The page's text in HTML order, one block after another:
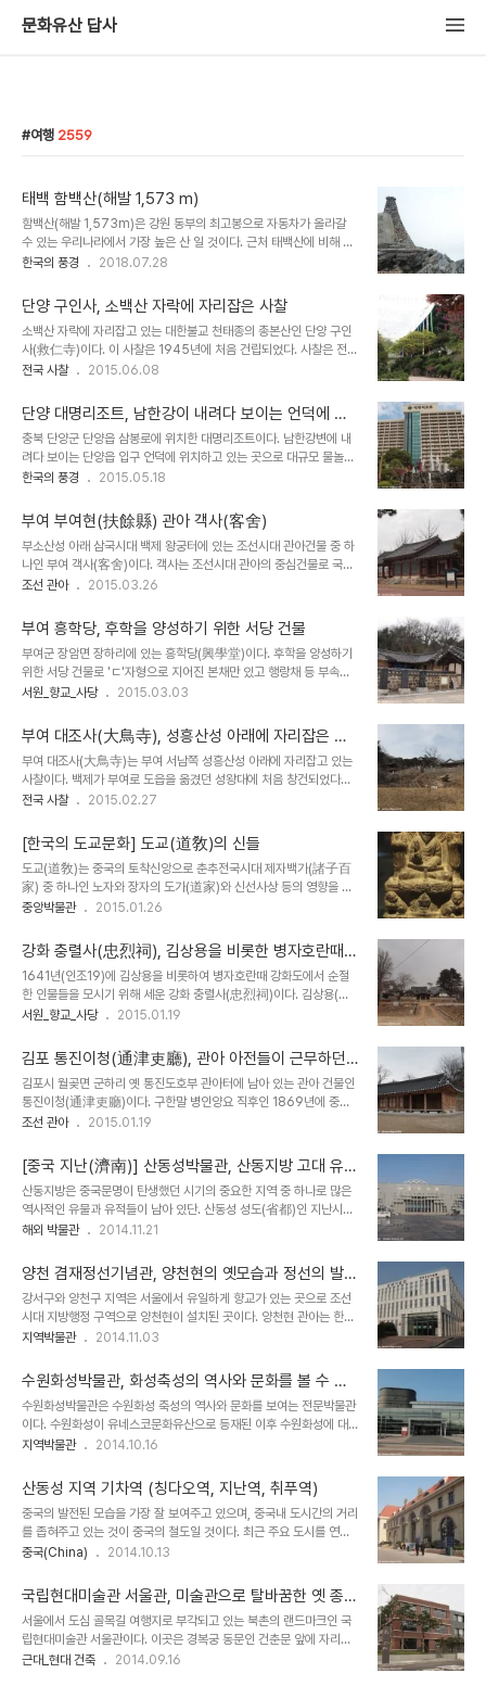
문화유산 답사
여행 2559
태백 함백산(해발 1,573 m)
함백산(해발 1,573m)은 강원 동부의 최고봉으로 자동차가 올라갈
수 있는 우리나라에서 가장 높은 산 일 것이다. 근처 태백산에 비해 찾
는 사람이 적어 한적하게 등산을 즐길 수 있다. 남쪽으로는 해발
있다. 두문동재에서 정상으로 가는 길은 등산로가 뚜렷하고 내내 조망
이 시원해 눈이 즐겁다. 함백산은 등반하기는 쉬워도 강원도에서 설악
산 다음 으로 높으며, 전국적으로도 아마 열손가락안에 드는 높은 산이
다. 함백산 아래에는 부처의 사리를 모신 전국 5대 적멸보궁 중 한곳
인 정암사가 자리잡고 있다. 함백산 정상부에 세워진 표지석 함백산을
가 넘는 자동차가 다닐 수 있는 가..
한국의 풍경 2018.07.28
단양 구인사, 소백산 자락에 자리잡은 사찰
소백산 자락에 자리잡고 있는 대한불교 천태종의 총본산인 단양 구인
사(救仁寺)이다. 이 사찰은 1945년에 처음 건립되었다. 사찰은 전통
사찰과는 달리 5층 높이이 대법당을 중심으로 콘크리이트로 지은 거
곳에서 시작된 대한불교 천태종은 고려시대 대각국사 의천을 종조(宗
祖)로 삼고, ‘법화경’을 근본경전으로 삼는다고 하고 있다. 고려시대
천태종을 계승하고 있다고 하나, 전통불교인 조계종이나 태고종과는
달리 신흥종교 중 하나로 불 수 있다. 전국에 200여개소의 사찰이 있
으며, 신도수로 170여만명에 이른다고 한다. 대한천태종의 총본산인
으로 많은 신도들을 수용할 수 있는 큰..
전국 사찰 2015.06.08
단양 대명리조트, 남한강이 내려다 보이는 언덕에 위
치한 대형 숙박시설
충북 단양군 단양읍 삼봉로에 위치한 대명리조트이다. 남한강변에 내
려다 보이는 단양읍 입구 언덕에 위치하고 있는 곳으로 대규모 물놀이
시설과 큰 규모의 숙박시설을 갖추고 있는 곳이다. 건물과 시설들은 최
지 않은 곳에 단양팔경을 대표하는 도담상봉을 비롯하여 단양 고수동
굴이 가까이 있으며, 오염되지 않은 남한강변이 가까이 있다. 또한 최
근에 각광받은 레포츠인 패러글라이딩을 즐기는 사람들이 많이 찾는
곳이다. 남한강이 내려다 보이는 언덕에 위치한 단양 대명리조트 전경.
많은 객실을 두고 있는 대형 리조트이다. 옆쪽에 있는 객실 건물 대명
내부 객실에서 내려다 본 남한강. 이곳 주..
한국의 풍경 2015.05.18
부여 부여현(扶餘縣) 관아 객사(客舍)
부소산성 아래 삼국시대 백제 왕궁터에 있는 조선시대 관아건물 중 하
나인 부여 객사(客舍)이다. 객사는 조선시대 관아의 중심건물로 국왕
을 상징하는 궐패(闕牌)를 모시고 예를 올리는 건물이자 공식적으로
은 궐패를 모시는 정당(正堂)을 가운데에, 양쪽에 좌.우익랑을 두고
있다. 정청은 앞면 3칸에 맞배지붕을 하고 있으며 좌.우익랑은 앞면3
칸에 팔작지붕을 하고 있다. 부여 객사는 구한말인 1869년에 지은 건
물로 일제강점기를 거치면서 부여박물관 전시실 등으로 사용하기도
하였다. 부여객사가 있는 부여군 부여읍 관북리 일대는 삼국시대 백제
옛 부여박물관이 있었으며, 관아 건물로는 객사..
조선 관아 2015.03.26
부여 흥학당, 후학을 양성하기 위한 서당 건물
부여군 장암면 장하리에 있는 흥학당(興學堂)이다. 후학을 양성하기
위한 서당 건물로 'ㄷ'자형으로 지어진 본채만 있고 행랑채 등 부속건
물을 두고 있지 않다. 가운데 4칸은 넓은 대청마루, 양쪽에 방과 부엌
사 부속건물로 1770년에 지어졌다. 이 지역에 세거지를 두고 있는 풍
양조씨 집안에서 지은 것으로 제사를 준비하는 재실 성격도 같이 가지
고 있다. 뒷편에는 사당인 남산사(南山祠)와 영당(影堂)을 두고 있
다. 흥학당은 후학을 양성하기 위한 서당으로 지어졌다. 건물은 넓은
넓은 대청마루와 방, 부엌으로 된 본채를 제외하고 행랑채를 두고 있지
당 건물이다. 가운데 4칸 넓은 ..
서원_향교_사당 2015.03.03
부여 대조사(大鳥寺), 성흥산성 아래에 자리잡은 고
찰
부여 대조사(大鳥寺)는 부여 서남쪽 성흥산성 아래에 자리잡고 있는
사찰이다. 백제가 부여로 도읍을 옮겼던 성왕대에 처음 창건되었다고
전해진다. 전설에 따른 노승이 성흥산 중턱에서 예배를 올리던 중 꿈속
고 한다. 이 사실이 성왕에게 보고되어 큰 사찰을 짓게 하였다고 한다.
대조사(大鳥寺)란 사찰이 이름은 큰 새가 앉았다는 전설에 따라 지은
것이라 한다. 사찰은 남쪽방향으로 틔어 있는 성흥산 중턱 양지바른 곳
에 자리잡고 있다. 창건 전설에 따라 관세음보살을 모신 원통보전을 주
불전으로 삼고, 미륵보살을 모신 용화보전과 지장보살을 모신 명부전
있고, 뒷편에도 별장같은 작은 요사건물..
전국 사찰 2015.02.27
[한국의 도교문화] 도교(道敎)의 신들
도교(道敎)는 중국의 토착신앙으로 춘추전국시대 제자백가(諸子百
家) 중 하나인 노자와 장자의 도가(道家)와 신선사상 등의 영향을 받
아 후한대에 처음 생겨났다. 도교가 도가사상이 영향을 받기는 했지만
일반민중이나 지식인 층에도 널리 전파되면서 체계적인 교리를 필요
성이 제기되어 도가(道家)라 일컫는 노장사상, 전통적인 신선사상, 유
교의 주역, 서역에서 전래된 불교의 의례적인 측면 등이 반영되어 남북
조시대에 교리(敎理)와 조직을 갖추면서 종교로서의 모습을 갖추게
된다. 도교는 하늘과 땅을 숭배한 토착신앙에 출발한 종교로 많은 신들
노자(老子)를 신격화하여 태상노군이라 부르며 최..
중앙박물관 2015.01.26
강화 충렬사(忠烈祠), 김상용을 비롯한 병자호란때
순절한 인물들을 모신 서원.
1641년(인조19)에 김상용을 비롯하여 병자호란때 강화도에서 순절
한 인물들을 모시기 위해 세운 강화 충렬사(忠烈祠)이다. 김상용(金
尙容)은 조선 중기 문신으로 병자호란때 왕자들을 모시고 강화로 갔
비롯하여 순절한 6인을 모셨으나, 이후 당시 같이 순절한 인물들을 추
가하여 총 28명의 위패를 모시고 있다. 처음에는 현충사(顯忠祠)라
불렀으며, 효종으로부터 '충렬사(忠烈祠)'라는 이름과 현판을 하사받
았다. 강화도에 남아 있는 유일한 서원으로 원래는 유생들이 공부하는
교육기관의 역할을 했으나, 지금은 제사기능만 남아 있다. 강학공간인
다. 구한말 서원철폐령에도 살아남은 전국 ..
서원_향교_사당 2015.01.19
김포 통진이청(通津吏廳), 관아 아전들이 근무하던
곳
김포시 월곶면 군하리 옛 통진도호부 관아터에 남아 있는 관아 건물인
통진이청(通津吏廳)이다. 구한말 병인양요 직후인 1869년에 중건
된 건물로 관아 실무자인 이방을 비롯한 아전들이 근무하던 곳이다. 건
후 주택으로 사용하다가 최근에 복원되었다. 통진도호부는 오늘날 김
포시의 서쪽편에 위치한 지역으로 월곶면, 통진면, 하성면 일대를 포함
하며, 읍치는 문수산성 동쪽편에 오늘날 월곶면사무소가 있는 군하리
일대에 자리잡고 있다. 옛 통진도호부 관아가 있던 자리에는 면사무소
와 초등학교 들어서 있다. 관아의 흔적으로는 면사무소 내에 남아 있는
진향교가 남아 있다. 옛 통진도호부 관아 건..
조선 관아 2015.01.19
[중국 지난(濟南)] 산동성박물관, 산동지방 고대 유물
들이 전시되어 산동성 대표 박물관
산동지방은 중국문명이 탄생했던 시기의 중요한 지역 중 하나로 많은
역사적인 유물과 유적들이 남아 있단. 산동성 성도(省都)인 지난시
(濟南)에 위치한 산동성박물관은 중국의 대표적인 성급(省级) 박물
다. 2000년대에 신축한 건물로 이전한 산동성박물관은 외형은 다르
지만 건물의 규모나 전시실의 구성이나 운영 등에 있어서 서울의 국립
중앙박물관과 비슷한 느낌을 준다. 전시실은 불교조각예술실, 한대회
화예술실, 도자공예실, 공자문화실, 산동역사문화실, 명대노왕실 등으
로 구성되어있다. 불교조각실은 산동지방에서 출토된 남북조시대와
불상들과 많은 관련성을 보인다. 한대회화예술실은 한나라때 산동..
해외 박물관 2014.11.21
양천 겸재정선기념관, 양천현의 옛모습과 정선의 발자
취를 볼 수 있는 곳
강서구와 양천구 지역은 서울에서 유일하게 향교가 있는 곳으로 조선
시대 지방행정 구역으로 양천현이 설치된 곳이다. 양천현 관아는 한강
변 궁산 아래 위치하고 있었다. 궁산은 삼국시대 산성인 양천고성이 있
한강을 건너는 공암나루터가 있었던 곳이다. 주변에는 한강 경치가 아
름다운 옛 양천읍치의 주산이었던 궁산과 양천향교, 멀지 않은 곳에 동
의보감의 저자 허준의 발자취를 살펴볼 수 있다. 특히 조선후기 진경산
수화풍을 확립한 조선시대 대표 천재화가인 겸재 정선이 양천현령을
지냈던 곳으로 그의 그림속에 옛 양천현의 모습이 많이 남아 있다. 강
였다. 겸재정선기념관에는 실제 정선이 그린 그림을 ..
지역박물관 2014.11.03
수원화성박물관, 화성축성의 역사와 문화를 볼 수 있
는 박물관
수원화성박물관은 수원화성 축성의 역사와 문화를 보여는 전문박물관
이다. 수원화성이 유네스코문화유산으로 등재된 이후 수원화성에 대
한 이해를 높이기 위해 2009년에 개관하였다. 박물관은 크게 '화성
과학기술과 역량을 총동원하여 화성을 건설하는 모습과 자급자족이
가능한 계획도시로 발전하는 수원의 모습을 전시하고 있다. '화성문화
실'은 정자가 어머니 혜경궁 홍씨와 함께 화성을 방문하여 백성과 하나
되는 모습, 화성 축성을 이끈 채제공의 삶, 화성 방어체제의 우수성을
보여주고 있다. 수원화성은 한국을 대표하는 읍성으로 18세기말 당대
의 읍성과는 달리 석축성과 중국 청나라의 영향을 받은..
지역박물관 2014.10.16
산동성 지역 기차역 (칭다오역, 지난역, 취푸역)
중국의 발전된 모습을 가장 잘 보여주고 있으며, 중국내 도시간의 거리
를 좁혀주고 있는 것이 중국의 철도일 것이다. 최근 주요 도시를 연결
하는 고속철도가 개통되면서 주요 도시들이 1일생활권으로 묶여가고
기에 철도가 개통된 지역이다. 산동성 성도(省都)인 지난(濟南
Jinan)는 철도교통의 중심지로 북경, 상해를 비롯하여 중국 각지와
철도망으로 연결되어 있다. 공자 유적지가 있는 산동성의 대표적 관광
지인 취푸에는 최근 고속철 역사가 들어서면서 북경을 비롯하여 주요
도시에서 편리하게 여행을 즐길 수 있게 되었다. 칭다오역. 산동반도지
중국(China) 2014.10.13
국립현대미술관 서울관, 미술관으로 탈바꿈한 옛 종친
부 자리
서울에서 도심 골목길 여행지로 부각되고 있는 북촌의 랜드마크인 국
립현대미술관 서울관이다. 이곳은 경복궁 동문인 건춘문 앞에 자리잡
고 있던 국군통합병원과 기무사령부 건물을 리모델링하여 현대미술관
근대_현대 건축 2014.09.16